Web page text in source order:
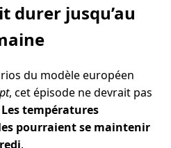
durer jusqu’au
du modèle européen
, cet épisode ne devrait pas
Les températures
pourraient se maintenir
.